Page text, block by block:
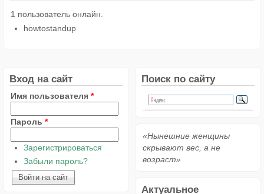
1 пользователь онлайн.
howtostandup
Вход на сайт
Имя пользователя *
Пароль *
Зарегистрироваться
Забыли пароль?
Поиск по сайту
«Нынешние женщины
скрывают вес, а не
возраст»
Актуальное